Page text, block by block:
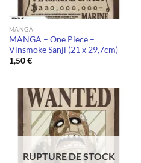
MANGA
MANGA – One Piece –
Vinsmoke Sanji (21 x 29,7cm)
1,50€
RUPTURE DE STOCK